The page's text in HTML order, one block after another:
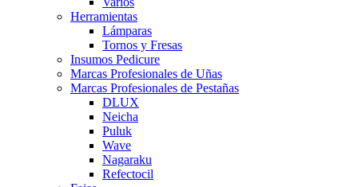
Herramientas
Lámparas
Tornos y Fresas
Insumos Pedicure
Marcas Profesionales de Uñas
Marcas Profesionales de Pestañas
DLUX
Neicha
Puluk
Wave
Nagaraku
Refectocil